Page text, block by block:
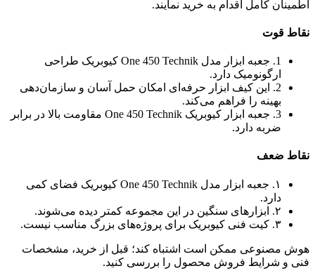
اطمینان کامل اقدام به خرید نمایند.
نقاط قوت
1. جعبه ابزار مدل One 450 Technik کیوبریک طراحی
ارگونومیک دارد.
2. این کیف ابزار حرفه‌ای امکان حمل آسان و سازمان‌دهی
بهینه را فراهم می‌کند.
3. جعبه ابزار کیوبریک One 450 Technik مقاومت بالا در برابر
ضربه دارد.
نقاط ضعف
۱. جعبه ابزار مدل One 450 Technik کیوبریک فضای کمی
دارد.
۲. ابزارهای سنگین در این مجموعه کمتر دیده می‌شوند.
۳. کیت فنی کیوبریک برای پروژه‌های بزرگ مناسب نیست.
هوش مصنوعی ممکن است اشتباه کند؛ قبل از خرید، مشخصات
فنی و شرایط فروش محصول را بررسی کنید.